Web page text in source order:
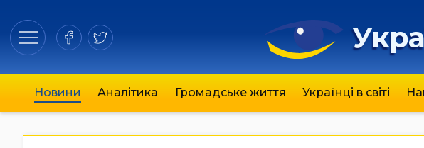
Новини Аналітика Громадське життя Українці в світі